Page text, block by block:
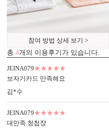
참여 방법 상세 보기 >
총 4개의 이용후기가 있습니다.
JEINA079★★★★★
보자기카드 만족해요
김*수
JEINA079★★★★★
대만족 청첩장